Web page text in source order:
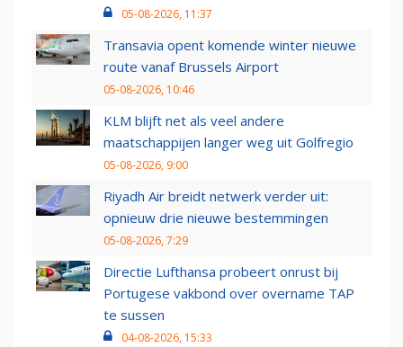
05-08-2026, 11:37
Transavia opent komende winter nieuwe
route vanaf Brussels Airport
05-08-2026, 10:46
KLM blijft net als veel andere
maatschappijen langer weg uit Golfregio
05-08-2026, 9:00
Riyadh Air breidt netwerk verder uit:
opnieuw drie nieuwe bestemmingen
05-08-2026, 7:29
Directie Lufthansa probeert onrust bij
Portugese vakbond over overname TAP
te sussen
04-08-2026, 15:33